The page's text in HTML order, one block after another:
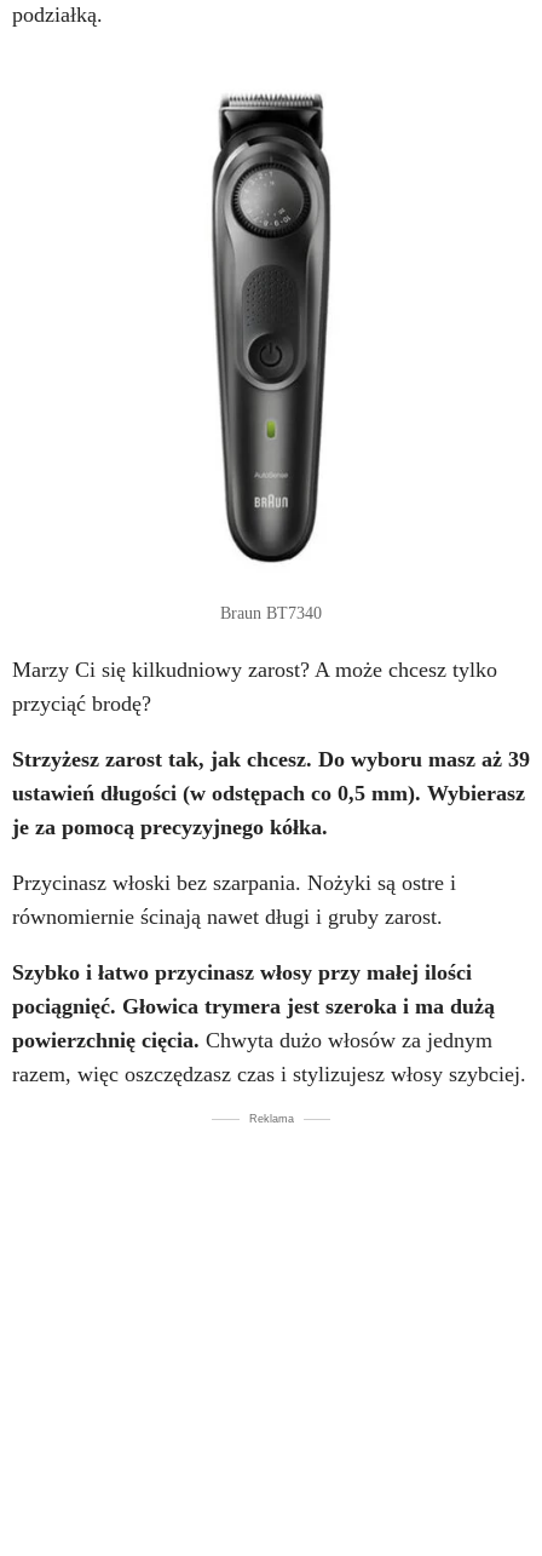
podziałką.
Braun BT7340
Marzy Ci się kilkudniowy zarost? A może chcesz tylko
przyciąć brodę?
Strzyżesz zarost tak, jak chcesz. Do wyboru masz aż 39
ustawień długości (w odstępach co 0,5 mm). Wybierasz
je za pomocą precyzyjnego kółka.
Przycinasz włoski bez szarpania. Nożyki są ostre i
równomiernie ścinają nawet długi i gruby zarost.
Szybko i łatwo przycinasz włosy przy małej ilości
pociągnięć. Głowica trymera jest szeroka i ma dużą
powierzchnię cięcia. Chwyta dużo włosów za jednym
razem, więc oszczędzasz czas i stylizujesz włosy szybciej.
Reklama